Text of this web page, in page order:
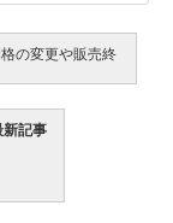
の変更や販売終
記事